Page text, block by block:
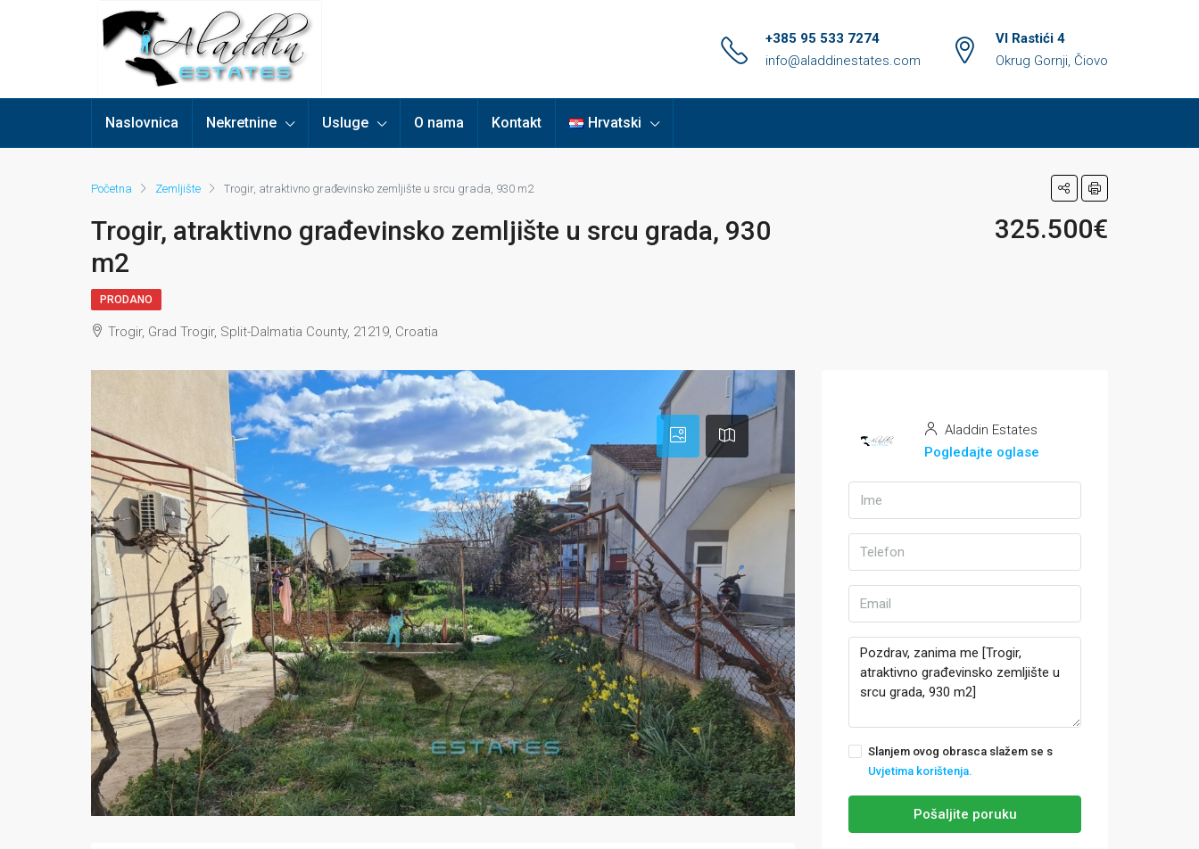
+385 95 533 7274
info@aladdinestates.com
VI Rastići 4
Okrug Gornji, Čiovo
Naslovnica Nekretnine Usluge O nama Kontakt Hrvatski
Početna Zemljište Trogir, atraktivno građevinsko zemljište u srcu grada, 930 m2
Trogir, atraktivno građevinsko zemljište u srcu grada, 930
m2
325.500€
PRODANO
Trogir, Grad Trogir, Split-Dalmatia County, 21219, Croatia
Aladdin Estates
Pogledajte oglase
Slanjem ovog obrasca slažem se s
Uvjetima korištenja.
Pošaljite poruku